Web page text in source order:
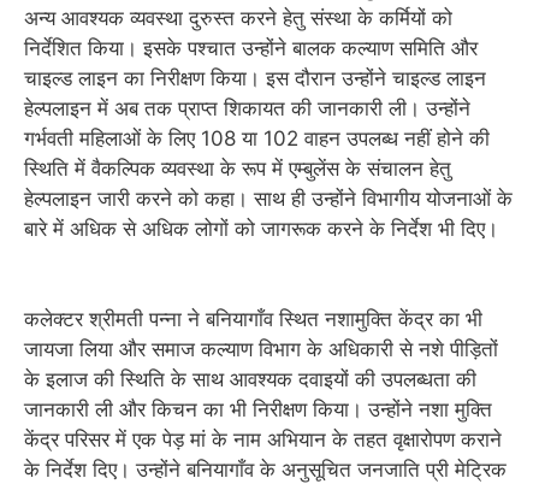
अन्य आवश्यक व्यवस्था दुरुस्त करने हेतु संस्था के कर्मियों को
निर्देशित किया। इसके पश्चात उन्होंने बालक कल्याण समिति और
चाइल्ड लाइन का निरीक्षण किया। इस दौरान उन्होंने चाइल्ड लाइन
हेल्पलाइन में अब तक प्राप्त शिकायत की जानकारी ली। उन्होंने
गर्भवती महिलाओं के लिए 108 या 102 वाहन उपलब्ध नहीं होने की
स्थिति में वैकल्पिक व्यवस्था के रूप में एम्बुलेंस के संचालन हेतु
हेल्पलाइन जारी करने को कहा। साथ ही उन्होंने विभागीय योजनाओं के
बारे में अधिक से अधिक लोगों को जागरूक करने के निर्देश भी दिए।
कलेक्टर श्रीमती पन्ना ने बनियागाँव स्थित नशामुक्ति केंद्र का भी
जायजा लिया और समाज कल्याण विभाग के अधिकारी से नशे पीड़ितों
के इलाज की स्थिति के साथ आवश्यक दवाइयों की उपलब्धता की
जानकारी ली और किचन का भी निरीक्षण किया। उन्होंने नशा मुक्ति
केंद्र परिसर में एक पेड़ मां के नाम अभियान के तहत वृक्षारोपण कराने
के निर्देश दिए। उन्होंने बनियागाँव के अनुसूचित जनजाति प्री मेट्रिक